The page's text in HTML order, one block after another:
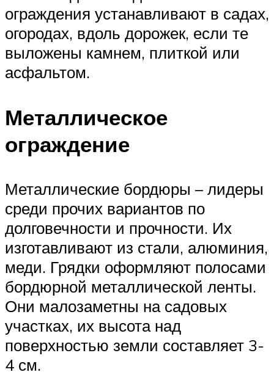
ограждения устанавливают в садах,
огородах, вдоль дорожек, если те
выложены камнем, плиткой или
асфальтом.
Металлическое
ограждение
Металлические бордюры – лидеры
среди прочих вариантов по
долговечности и прочности. Их
изготавливают из стали, алюминия,
меди. Грядки оформляют полосами
бордюрной металлической ленты.
Они малозаметны на садовых
участках, их высота над
поверхностью земли составляет 3-
4 см.